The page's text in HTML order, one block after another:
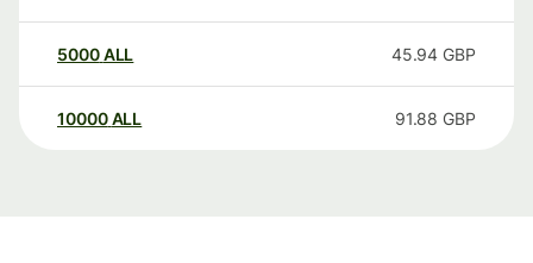
5000ALL 45.94 GBP
10000 ALL 91.88 GBP